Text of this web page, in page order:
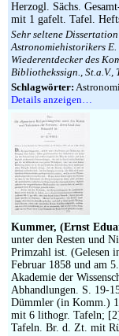
Herzogl. Sächs.
mit 1 gafelt. Tafel.
Sehr seltene
Astronomiehistorikers
Wiederentdecker des
Bibliothekssign., St.a.V.,
Schlagwörter:
Details anzeigen…
Kummer, (Ernst
unter den Resten und
Primzahl ist. (Gelesen
Februar 1858 und am
Akademie der
Abhandlungen. S. 19-
Dümmler (in Komm.)
mit 6 lithogr. Tafeln;
Tafeln. Br. d. Zt. mit